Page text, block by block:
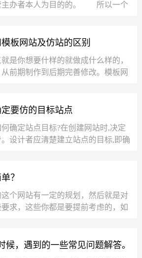
主办者本人为目的的。 所以一个
板网站及仿站的区别
是你想要什样的就做成什么样的，
前期制作到后期完善修改。模板网
要仿的目标站点
确定站点目标?在创建网站时,决定
设计者应清楚建立站点的目标,即确
？
个网站有一定的规划，然后就是对
求，这些你都是要提前考虑的，如
候，遇到的一些常见问题解答。